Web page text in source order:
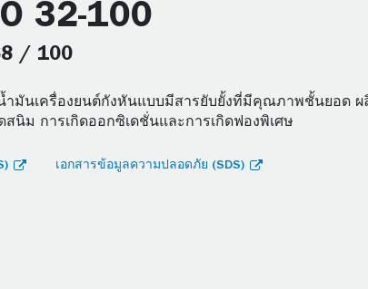
32-100
/ 100
ำมันเครื่องยนต์กังหันแบบมีสารยับยั้งที่มีคุณภาพชั้นยอด
สนิม การเกิดออกซิเดชั่นและการเกิดฟองพิเศษ
เอกสารข้อมูลความปลอดภัย (SDS)